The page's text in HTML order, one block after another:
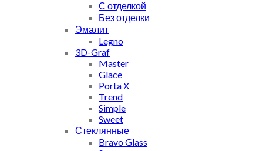
С отделкой
Без отделки
Эмалит
Legno
3D-Graf
Master
Glace
Porta X
Trend
Simple
Sweet
Стеклянные
Bravo Glass